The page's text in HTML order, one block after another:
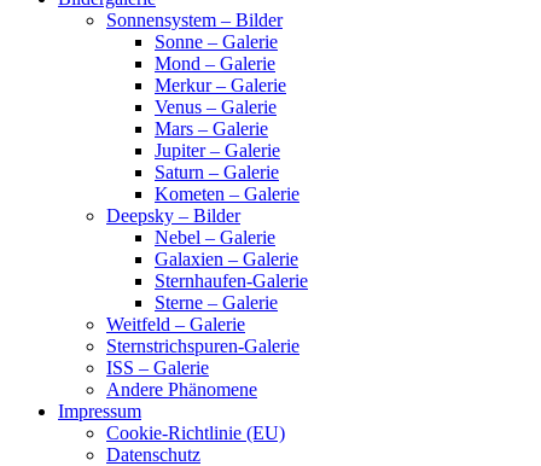
Sonnensystem – Bilder
Sonne – Galerie
Mond – Galerie
Merkur – Galerie
Venus – Galerie
Mars – Galerie
Jupiter – Galerie
Saturn – Galerie
Kometen – Galerie
Deepsky – Bilder
Nebel – Galerie
Galaxien – Galerie
Sternhaufen-Galerie
Sterne – Galerie
Weitfeld – Galerie
Sternstrichspuren-Galerie
ISS – Galerie
Andere Phänomene
Impressum
Cookie-Richtlinie (EU)
Datenschutz